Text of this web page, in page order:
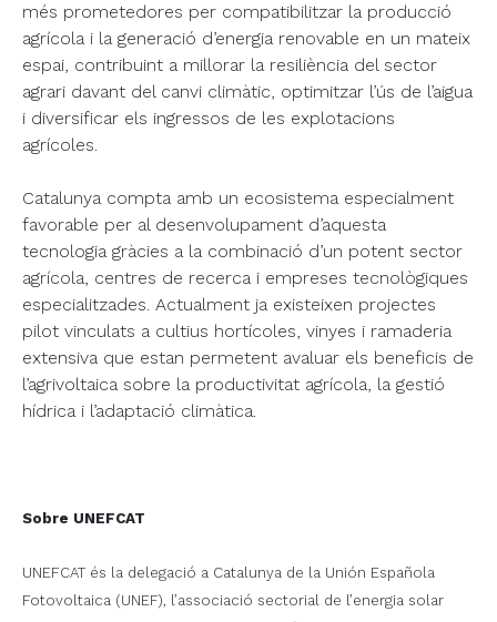
més prometedores per compatibilitzar la producció
agrícola i la generació d’energia renovable en un mateix
espai, contribuint a millorar la resiliència del sector
agrari davant del canvi climàtic, optimitzar l’ús de l’aigua
i diversificar els ingressos de les explotacions
agrícoles.
Catalunya compta amb un ecosistema especialment
favorable per al desenvolupament d’aquesta
tecnologia gràcies a la combinació d’un potent sector
agrícola, centres de recerca i empreses tecnològiques
especialitzades. Actualment ja existeixen projectes
pilot vinculats a cultius hortícoles, vinyes i ramaderia
extensiva que estan permetent avaluar els beneficis de
l’agrivoltaica sobre la productivitat agrícola, la gestió
hídrica i l’adaptació climàtica.
Sobre UNEFCAT
UNEFCAT és la delegació a Catalunya de la Unión Española
Fotovoltaica (UNEF), l’associació sectorial de l’energia solar